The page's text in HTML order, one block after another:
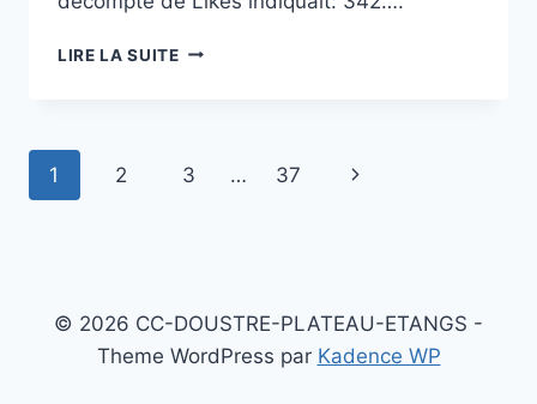
LIRE LA SUITE(NIDS
PANI
#PUBLIC
#AUTOMOBILE
Page
1 2 3 … 37
Next
© 2026 CC-DOUSTRE-PLATEAU-ETANGS -
Theme WordPress par Kadence WP